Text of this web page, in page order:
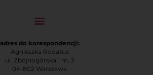
adres do korespondencji:
Agnieszka Rodatus
ul. Zbójnogórska 1 m. 3
04-802 Warszawa